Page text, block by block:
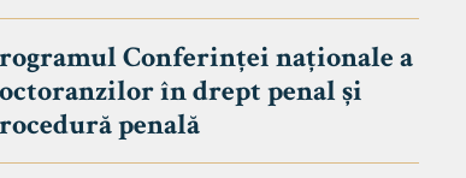
Conferinței naționale a
în drept penal și
penală